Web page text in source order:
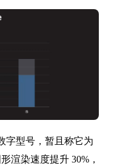
字型号，暂且称它为
渲染速度提升 30%，